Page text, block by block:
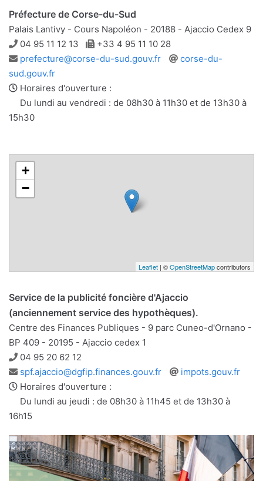
Préfecture de Corse-du-Sud
Palais Lantivy - Cours Napoléon - 20188 - Ajaccio Cedex 9
Téléphone
04 95 11 12 13 Télécopie
+33 4 95 11 10 28
Adresse
e-
mail
prefecture@corse-du-sud.gouv.fr
Site
corse-du-
sud.gouv.fr
Horaires d'ouverture :
Du lundi au vendredi : de 08h30 à 11h30 et de 13h30 à
15h30
+
−
Leaflet | ©OpenStreetMapcontributors
Service de la publicité foncière d'Ajaccio
(anciennement service des hypothèques).
Centre des Finances Publiques - 9 parc Cuneo-d'Ornano -
BP 409 - 20195 - Ajaccio cedex 1
Téléphone
04 95 20 62 12
Adresse
e-
mail
spf.ajaccio@dgfip.finances.gouv.fr
Site
impots.gouv.fr
Horaires d'ouverture :
Du lundi au jeudi : de 08h30 à 11h45 et de 13h30 à
16h15